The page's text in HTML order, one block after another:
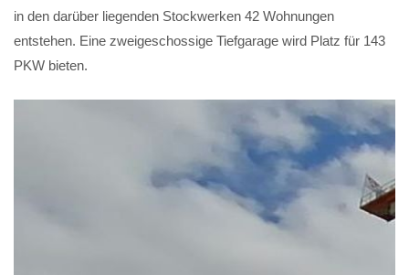
in den darüber liegenden Stockwerken 42 Wohnungen
entstehen. Eine zweigeschossige Tiefgarage wird Platz für 143
PKW bieten.